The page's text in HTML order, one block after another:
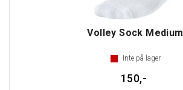
Volley Sock Medium
Inte på lager
150,-